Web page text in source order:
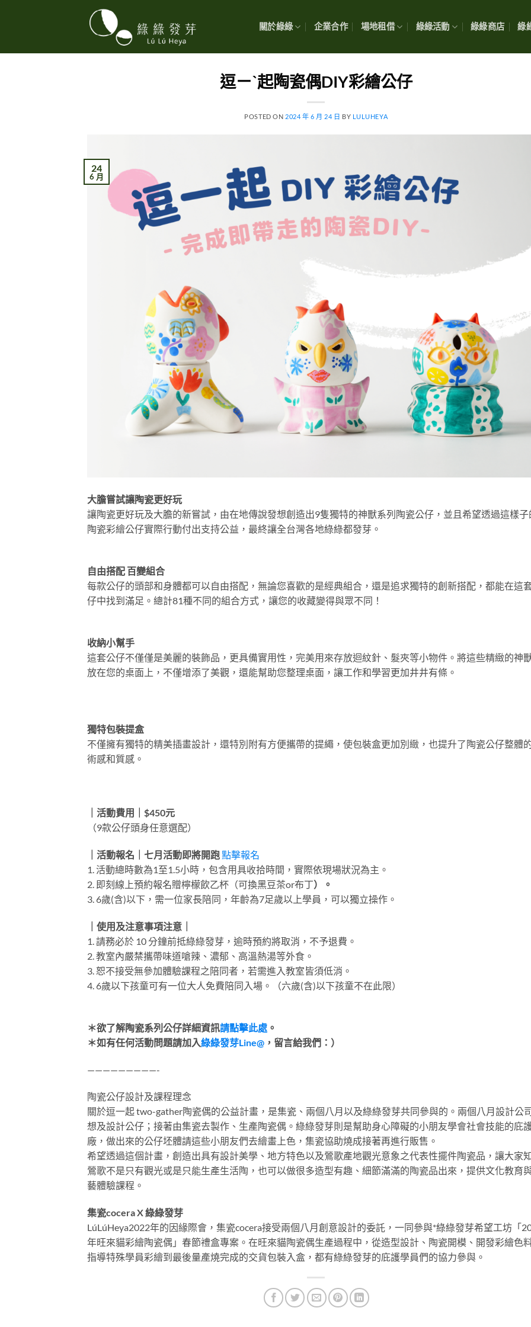
關於綠綠 企業合作 場地租借 綠綠活動 綠綠商店 綠
逗ㄧˋ起陶瓷偶DIY彩繪公仔
POSTED ON 2024 年 6 月 24 日 BY LULUHEYA
24
6 月
大膽嘗試讓陶瓷更好玩
讓陶瓷更好玩及大膽的新嘗試，由在地傳說發想創造出9隻獨特的神獸系列陶瓷公仔，並且希望透過這樣子
陶瓷彩繪公仔實際行動付出支持公益，最終讓全台灣各地綠綠都發芽。
自由搭配 百變組合
每款公仔的頭部和身體都可以自由搭配，無論您喜歡的是經典組合，還是追求獨特的創新搭配，都能在這
仔中找到滿足。總計81種不同的組合方式，讓您的收藏變得與眾不同！
收納小幫手
這套公仔不僅僅是美麗的裝飾品，更具備實用性，完美用來存放迴紋針、髮夾等小物件。將這些精緻的神
放在您的桌面上，不僅增添了美觀，還能幫助您整理桌面，讓工作和學習更加井井有條。
獨特包裝提盒
不僅擁有獨特的精美插畫設計，還特別附有方便攜帶的提繩，使包裝盒更加別緻，也提升了陶瓷公仔整體
術感和質感。
｜活動費用｜$450元
（9款公仔頭身任意選配）
｜活動報名｜七月活動即將開跑點擊報名
1. 活動總時數為1至1.5小時，包含用具收拾時間，實際依現場狀況為主。
2. 即刻線上預約報名贈檸檬飲乙杯（可換黑豆茶or布丁）。
3. 6歲(含)以下，需一位家長陪同，年齡為7足歲以上學員，可以獨立操作。
｜使用及注意事項注意｜
1. 請務必於 10 分鐘前抵綠綠發芽，逾時預約將取消，不予退費。
2. 教室內嚴禁攜帶味道嗆辣、濃郁、高溫熱湯等外食。
3. 恕不接受無參加體驗課程之陪同者，若需進入教室皆須低消。
4. 6歲以下孩童可有一位大人免費陪同入場。（六歲(含)以下孩童不在此限）
＊欲了解陶瓷系列公仔詳細資訊請點擊此處 。
＊如有任何活動問題請加入綠綠發芽Line@ ，留言給我們：）
—————————-
陶瓷公仔設計及課程理念
關於逗一起 two-gather陶瓷偶的公益計畫，是集瓷、兩個八月以及綠綠發芽共同參與的。兩個八月設計公
想及設計公仔；接著由集瓷去製作、生產陶瓷偶。綠綠發芽則是幫助身心障礙的小朋友學會社會技能的庇
廠，做出來的公仔坯體請這些小朋友們去繪畫上色，集瓷協助燒成接著再進行販售。
希望透過這個計畫，創造出具有設計美學、地方特色以及鶯歌產地觀光意象之代表性擺件陶瓷品，讓大家
鶯歌不是只有觀光或是只能生產生活陶，也可以做很多造型有趣、細節滿滿的陶瓷品出來，提供文化教育
藝體驗課程。
集瓷cocera X 綠綠發芽
LúLúHeya2022年的因緣際會，集瓷cocera接受兩個八月創意設計的委託，一同參與*綠綠發芽希望工坊「
年旺來貓彩繪陶瓷偶」春節禮盒專案。在旺來貓陶瓷偶生產過程中，從造型設計、陶瓷開模、開發彩繪色
指導特殊學員彩繪到最後量產燒完成的交貨包裝入盒，都有綠綠發芽的庇護學員們的協力參與。